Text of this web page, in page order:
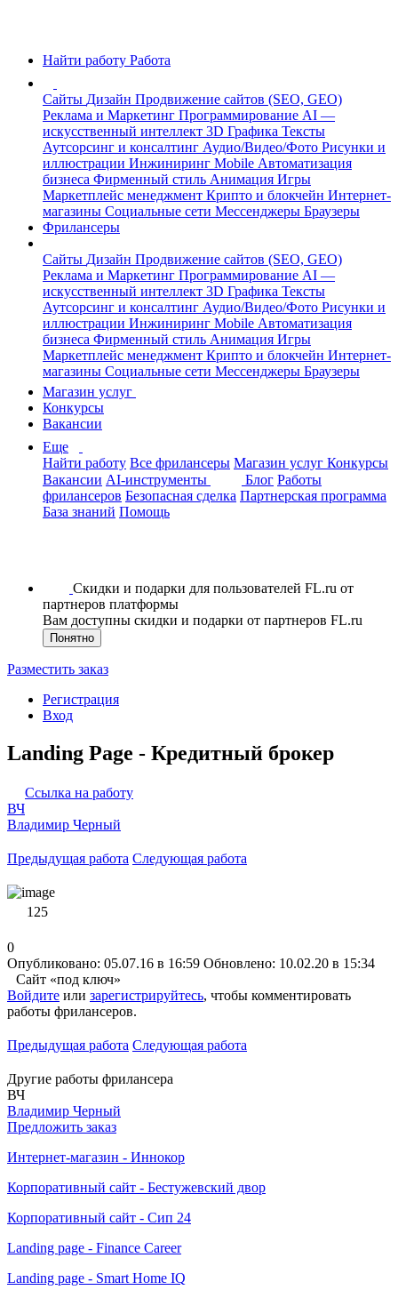
Найти работу Работа
Сайты Дизайн Продвижение сайтов (SEO, GEO)
Реклама и Маркетинг Программирование AI —
искусственный интеллект 3D Графика Тексты
Аутсорсинг и консалтинг Аудио/Видео/Фото Рисунки и
иллюстрации Инжиниринг Mobile Автоматизация
бизнеса Фирменный стиль Анимация Игры
Маркетплейс менеджмент Крипто и блокчейн Интернет-
магазины Социальные сети Мессенджеры Браузеры
Фрилансеры
Сайты Дизайн Продвижение сайтов (SEO, GEO)
Реклама и Маркетинг Программирование AI —
искусственный интеллект 3D Графика Тексты
Аутсорсинг и консалтинг Аудио/Видео/Фото Рисунки и
иллюстрации Инжиниринг Mobile Автоматизация
бизнеса Фирменный стиль Анимация Игры
Маркетплейс менеджмент Крипто и блокчейн Интернет-
магазины Социальные сети Мессенджеры Браузеры
Магазин услуг
Конкурсы
Вакансии
Еще
Найти работу Все фрилансеры Магазин услуг Конкурсы
Вакансии AI-инструменты Блог Работы
фрилансеров Безопасная сделка Партнерская программа
База знаний Помощь
Скидки и подарки для пользователей FL.ru от
партнеров платформы
Вам доступны скидки и подарки от партнеров FL.ru
Понятно
Разместить заказ
Регистрация
Вход
Landing Page - Кредитный брокер
Ссылка на работу
ВЧ
Владимир Черный
Предыдущая работа Следующая работа
125
0
Опубликовано: 05.07.16 в 16:59 Обновлено: 10.02.20 в 15:34
Сайт «под ключ»
Войдите или зарегистрируйтесь, чтобы комментировать
работы фрилансеров.
Предыдущая работа Следующая работа
Другие работы фрилансера
ВЧ
Владимир Черный
Предложить заказ
Интернет-магазин - Иннокор
Корпоративный сайт - Бестужевский двор
Корпоративный сайт - Сип 24
Landing page - Finance Career
Landing page - Smart Home IQ